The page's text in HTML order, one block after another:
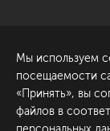
ул.
к1
+7 (812)
Мы используем
посещаемости
«Принять», вы
файлов в